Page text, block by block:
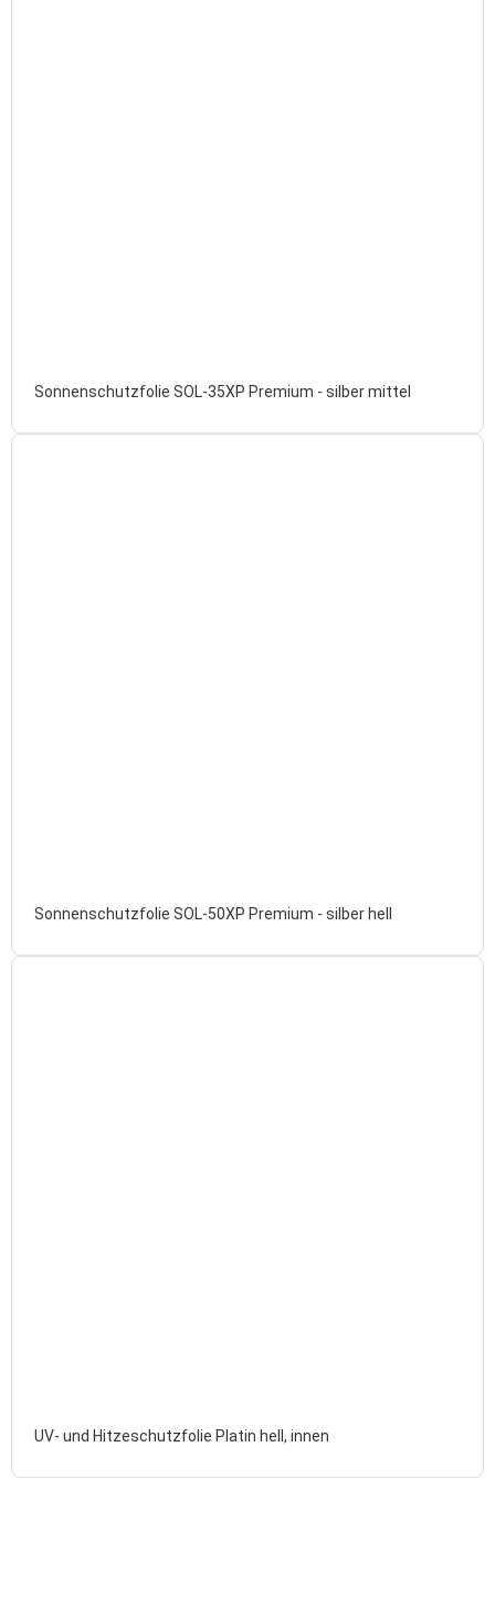
Sonnenschutzfolie SOL-35XP Premium - silber mittel
Sonnenschutzfolie SOL-50XP Premium - silber hell
UV- und Hitzeschutzfolie Platin hell, innen